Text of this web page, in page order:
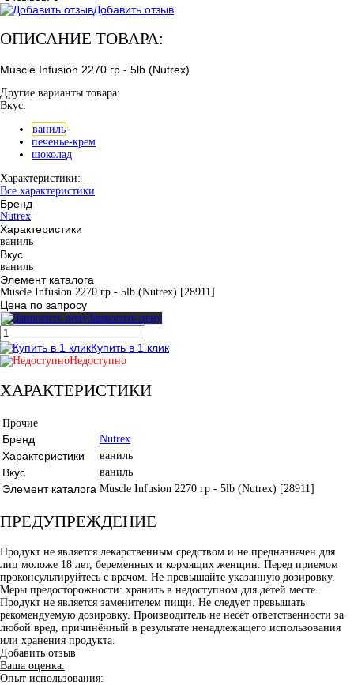
Добавить отзыв
ОПИСАНИЕ ТОВАРА:
Muscle Infusion 2270 гр - 5lb (Nutrex)
Другие варианты товара:
Вкус:
ваниль
печенье-крем
шоколад
Характеристики:
Все характеристики
Бренд
Nutrex
Характеристики
ваниль
Вкус
ваниль
Элемент каталога
Muscle Infusion 2270 гр - 5lb (Nutrex) [28911]
Цена по запросу
Запросить цену
Купить в 1 клик
Недоступно
ХАРАКТЕРИСТИКИ
Прочие
Бренд Nutrex
Характеристики ваниль
Вкус ваниль
Элемент каталога Muscle Infusion 2270 гр - 5lb (Nutrex) [28911]
ПРЕДУПРЕЖДЕНИЕ
Продукт не является лекарственным средством и не предназначен для
лиц моложе 18 лет, беременных и кормящих женщин. Перед приемом
проконсультируйтесь с врачом. Не превышайте указанную дозировку.
Меры предосторожности: хранить в недоступном для детей месте.
Продукт не является заменителем пищи. Не следует превышать
рекомендуемую дозировку. Производитель не несёт ответственности за
любой вред, причинённый в результате ненадлежащего использования
или хранения продукта.
Добавить отзыв
Ваша оценка:
Опыт использования: